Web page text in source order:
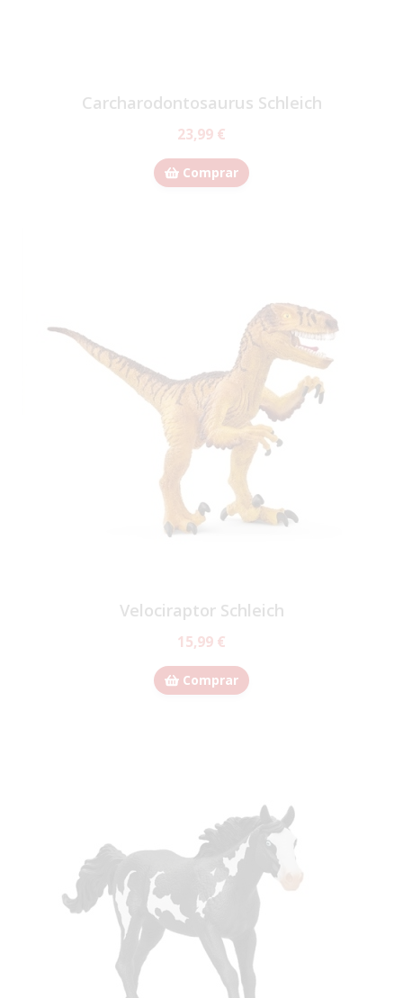
Carcharodontosaurus Schleich
23,99 €
Comprar
Velociraptor Schleich
15,99 €
Comprar